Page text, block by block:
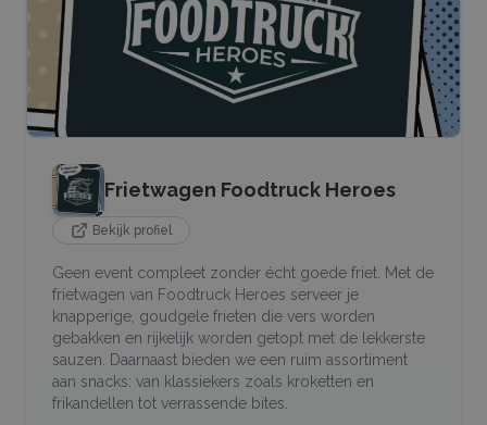
Frietwagen Foodtruck Heroes
Bekijk profiel
Geen event compleet zonder écht goede friet. Met de
frietwagen van Foodtruck Heroes serveer je
knapperige, goudgele frieten die vers worden
gebakken en rijkelijk worden getopt met de lekkerste
sauzen. Daarnaast bieden we een ruim assortiment
aan snacks: van klassiekers zoals kroketten en
frikandellen tot verrassende bites.